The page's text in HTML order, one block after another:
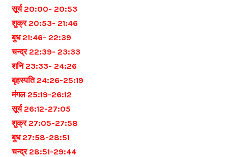
सूर्य 20:00- 20:53
शुक्र 20:53- 21:46
बुध 21:46- 22:39
चन्द्र 22:39- 23:33
शनि 23:33- 24:26
बृहस्पति 24:26-25:19
मंगल 25:19-26:12
सूर्य 26:12-27:05
शुक्र 27:05-27:58
बुध 27:58-28:51
चन्द्र 28:51-29:44